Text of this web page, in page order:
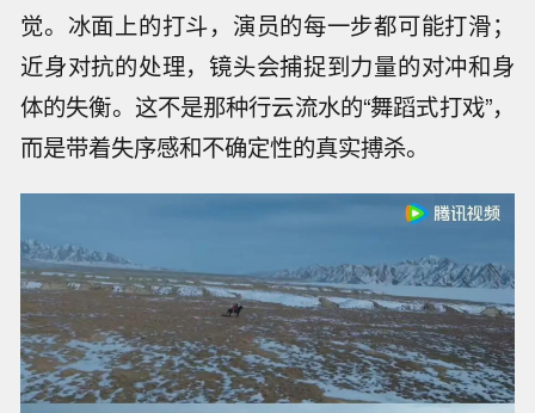
觉。冰面上的打斗，演员的每一步都可能打滑；
近身对抗的处理，镜头会捕捉到力量的对冲和身
体的失衡。这不是那种行云流水的“舞蹈式打戏”，
而是带着失序感和不确定性的真实搏杀。